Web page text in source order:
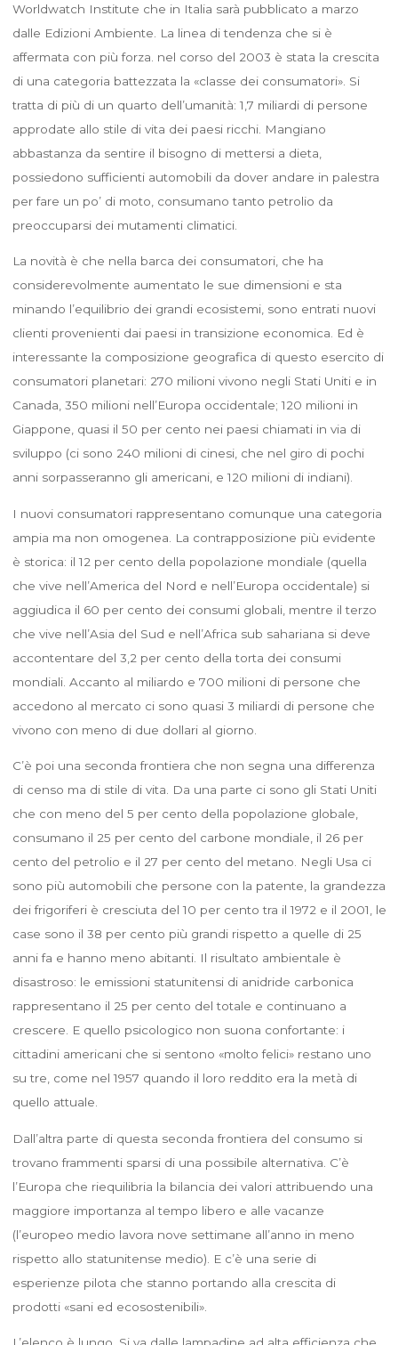
Worldwatch Institute che in Italia sarà pubblicato a marzo
dalle Edizioni Ambiente. La linea di tendenza che si è
affermata con più forza. nel corso del 2003 è stata la crescita
di una categoria battezzata la «classe dei consumatori». Si
tratta di più di un quarto dell’umanità: 1,7 miliardi di persone
approdate allo stile di vita dei paesi ricchi. Mangiano
abbastanza da sentire il bisogno di mettersi a dieta,
possiedono sufficienti automobili da dover andare in palestra
per fare un po’ di moto, consumano tanto petrolio da
preoccuparsi dei mutamenti climatici.
La novità è che nella barca dei consumatori, che ha
considerevolmente aumentato le sue dimensioni e sta
minando l’equilibrio dei grandi ecosistemi, sono entrati nuovi
clienti provenienti dai paesi in transizione economica. Ed è
interessante la composizione geografica di questo esercito di
consumatori planetari: 270 milioni vivono negli Stati Uniti e in
Canada, 350 milioni nell’Europa occidentale; 120 milioni in
Giappone, quasi il 50 per cento nei paesi chiamati in via di
sviluppo (ci sono 240 milioni di cinesi, che nel giro di pochi
anni sorpasseranno gli americani, e 120 milioni di indiani).
I nuovi consumatori rappresentano comunque una categoria
ampia ma non omogenea. La contrapposizione più evidente
è storica: il 12 per cento della popolazione mondiale (quella
che vive nell’America del Nord e nell’Europa occidentale) si
aggiudica il 60 per cento dei consumi globali, mentre il terzo
che vive nell’Asia del Sud e nell’Africa sub sahariana si deve
accontentare del 3,2 per cento della torta dei consumi
mondiali. Accanto al miliardo e 700 milioni di persone che
accedono al mercato ci sono quasi 3 miliardi di persone che
vivono con meno di due dollari al giorno.
C’è poi una seconda frontiera che non segna una differenza
di censo ma di stile di vita. Da una parte ci sono gli Stati Uniti
che con meno del 5 per cento della popolazione globale,
consumano il 25 per cento del carbone mondiale, il 26 per
cento del petrolio e il 27 per cento del metano. Negli Usa ci
sono più automobili che persone con la patente, la grandezza
dei frigoriferi è cresciuta del 10 per cento tra il 1972 e il 2001, le
case sono il 38 per cento più grandi rispetto a quelle di 25
anni fa e hanno meno abitanti. Il risultato ambientale è
disastroso: le emissioni statunitensi di anidride carbonica
rappresentano il 25 per cento del totale e continuano a
crescere. E quello psicologico non suona confortante: i
cittadini americani che si sentono «molto felici» restano uno
su tre, come nel 1957 quando il loro reddito era la metà di
quello attuale.
Dall’altra parte di questa seconda frontiera del consumo si
trovano frammenti sparsi di una possibile alternativa. C’è
l’Europa che riequilibria la bilancia dei valori attribuendo una
maggiore importanza al tempo libero e alle vacanze
(l’europeo medio lavora nove settimane all’anno in meno
rispetto allo statunitense medio). E c’è una serie di
esperienze pilota che stanno portando alla crescita di
prodotti «sani ed ecosostenibili».
L’elenco è lungo. Si va dalle lampadine ad alta efficienza che